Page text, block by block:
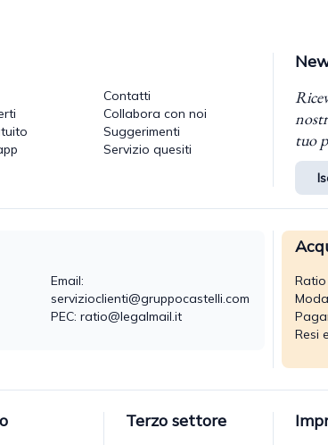
Contatti
Collabora con noi
Suggerimenti
Servizio quesiti
tuo
Email:
servizioclienti@gruppocastelli.com
PEC: ratio@legalmail.it
Resi
Terzo settore